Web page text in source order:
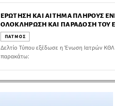
ΕΡΏΤΗΣΗ ΚΑΙ ΑΊΤΗΜΑ ΠΛΉΡΟΥΣ
ΟΛΟΚΛΉΡΩΣΗ ΚΑΙ ΠΑΡΆΔΟΣΗ ΤΟΥ
ΤΟΥ ΚΈΝΤΡΟΥ ΥΓΕΊΑΣ ΠΆΤΜΟΥ
ΠΑΤΜΟΣ
Δελτίο Τύπου εξέδωσε η Ένωση Ιατρών
παρακάτω: